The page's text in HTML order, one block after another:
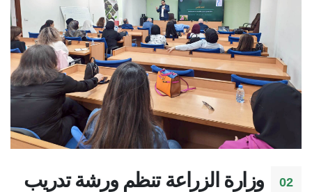
02
وزارة الزراعة تنظم ورشة تدريب